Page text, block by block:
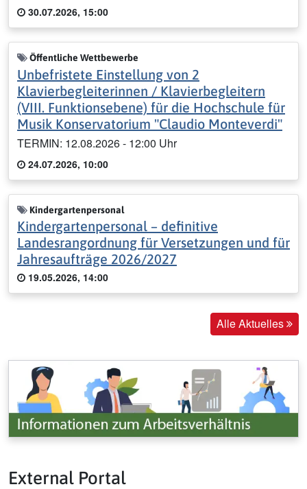
30.07.2026, 15:00
Öffentliche Wettbewerbe
Unbefristete Einstellung von 2
Klavierbegleiterinnen / Klavierbegleitern
(VIII. Funktionsebene) für die Hochschule für
Musik Konservatorium "Claudio Monteverdi"
TERMIN: 12.08.2026 - 12:00 Uhr
24.07.2026, 10:00
Kindergartenpersonal
Kindergartenpersonal – definitive
Landesrangordnung für Versetzungen und für
Jahresaufträge 2026/2027
19.05.2026, 14:00
Alle Aktuelles
External Portal